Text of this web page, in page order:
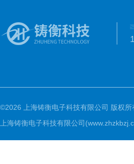
©2026 上海铸衡电子科技有限公司 版权所
上海铸衡电子科技有限公司